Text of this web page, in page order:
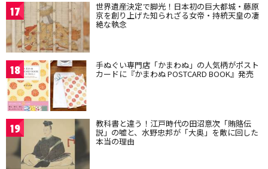
17 世界遺産決定で脚光！日本初の巨大都城・藤原
京を創り上げた知られざる女帝・持統天皇の凄
絶な執念
18 手ぬぐい専門店「かまわぬ」の人気柄がポスト
カードに『かまわぬ POSTCARD BOOK』発売
19 教科書と違う！江戸時代の田沼意次「賄賂伝
説」の嘘と、水野忠邦が「大奥」を敵に回した
本当の理由